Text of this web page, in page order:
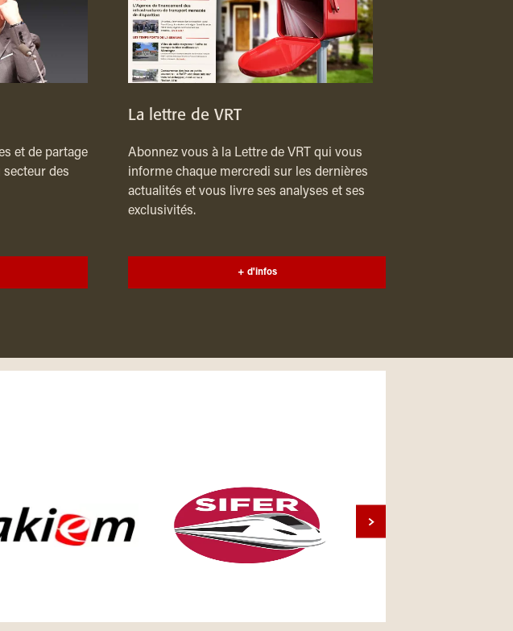
et de partage
des
La lettre de VRT
Abonnez vous à la Lettre de VRT qui vous
informe chaque mercredi sur les dernières
actualités et vous livre ses analyses et ses
exclusivités.
+ d'infos